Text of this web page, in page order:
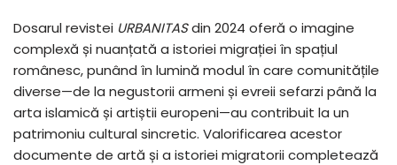
Dosarul revistei URBANITASdin 2024 oferă o imagine
complexă și nuanțată a istoriei migrației în spațiul
românesc, punând în lumină modul în care comunitățile
diverse—de la negustorii armeni și evreii sefarzi până la
arta islamică și artiștii europeni—au contribuit la un
patrimoniu cultural sincretic. Valorificarea acestor
documente de artă și a istoriei migratorii completează